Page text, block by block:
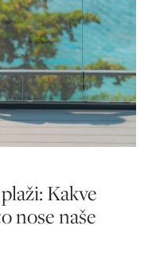
Kakve
nose naše